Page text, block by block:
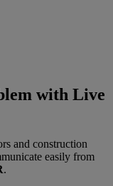
with Live
and construction
easily from
.